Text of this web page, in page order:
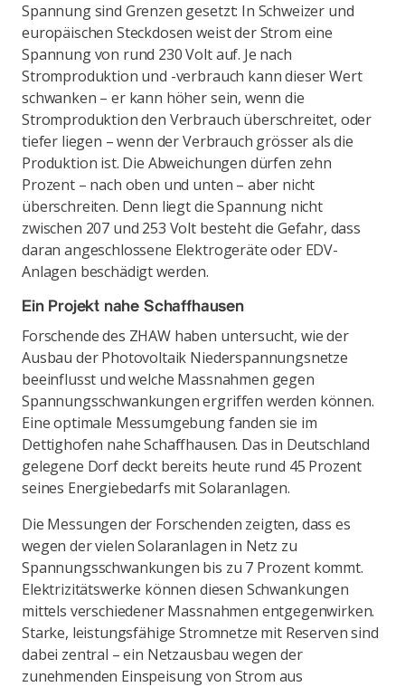
Spannung sind Grenzen gesetzt: In Schweizer und
europäischen Steckdosen weist der Strom eine
Spannung von rund 230 Volt auf. Je nach
Stromproduktion und -verbrauch kann dieser Wert
schwanken – er kann höher sein, wenn die
Stromproduktion den Verbrauch überschreitet, oder
tiefer liegen – wenn der Verbrauch grösser als die
Produktion ist. Die Abweichungen dürfen zehn
Prozent – nach oben und unten – aber nicht
überschreiten. Denn liegt die Spannung nicht
zwischen 207 und 253 Volt besteht die Gefahr, dass
daran angeschlossene Elektrogeräte oder EDV-
Anlagen beschädigt werden.
Ein Projekt nahe Schaffhausen
Forschende des ZHAW haben untersucht, wie der
Ausbau der Photovoltaik Niederspannungsnetze
beeinflusst und welche Massnahmen gegen
Spannungsschwankungen ergriffen werden können.
Eine optimale Messumgebung fanden sie im
Dettighofen nahe Schaffhausen. Das in Deutschland
gelegene Dorf deckt bereits heute rund 45 Prozent
seines Energiebedarfs mit Solaranlagen.
Die Messungen der Forschenden zeigten, dass es
wegen der vielen Solaranlagen in Netz zu
Spannungsschwankungen bis zu 7 Prozent kommt.
Elektrizitätswerke können diesen Schwankungen
mittels verschiedener Massnahmen entgegenwirken.
Starke, leistungsfähige Stromnetze mit Reserven sind
dabei zentral – ein Netzausbau wegen der
zunehmenden Einspeisung von Strom aus